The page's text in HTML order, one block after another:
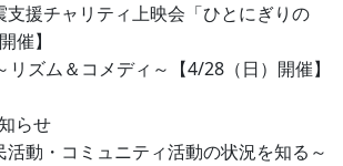
援チャリティ上映会「ひとにぎりの
催】
ズム＆コメディ～【4/28（日）開催】
らせ
動・コミュニティ活動の状況を知る～